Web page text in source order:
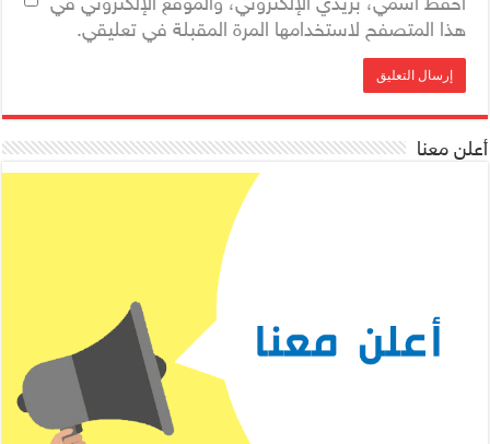
هذا المتصفح لاستخدامها المرة المقبلة في تعليقي.
أعلن معنا